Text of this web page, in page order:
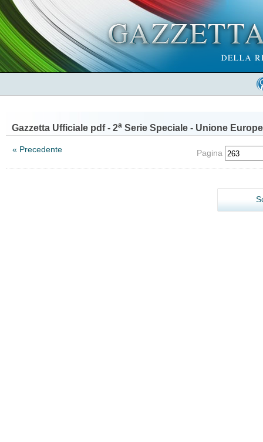
Gazzetta Ufficiale pdf - 2a Serie Speciale - Unione
« Precedente Pagina